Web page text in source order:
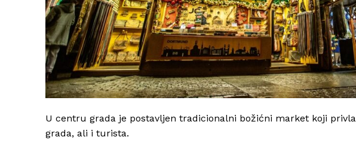
U centru grada je postavljen tradicionalni božićni market koji
grada, ali i turista.